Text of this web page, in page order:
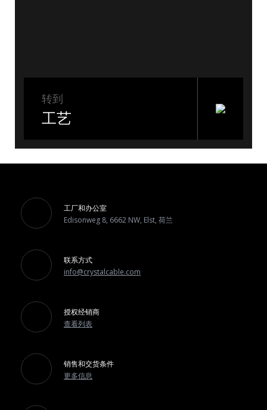
转到
工艺
工厂和办公室
Edisonweg 8, 6662 NW, Elst, 荷兰
联系方式
info@crystalcable.com
授权经销商
查看列表
销售和交货条件
更多信息